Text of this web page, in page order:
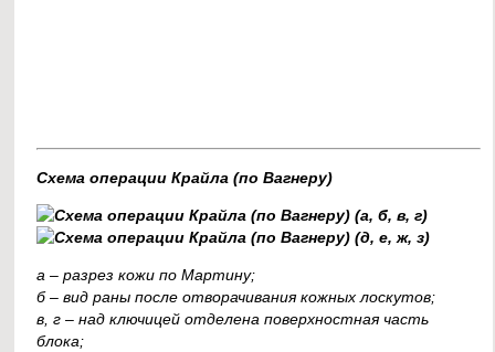
Схема операции Крайла (по Вагнеру)
а – разрез кожи по Мартину;
б – вид раны после отворачивания кожных лоскутов;
в, г – над ключицей отделена поверхностная часть
блока;